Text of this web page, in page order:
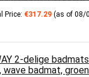
Price: €317.29 (as of 08/
2-delige
wave badmat,